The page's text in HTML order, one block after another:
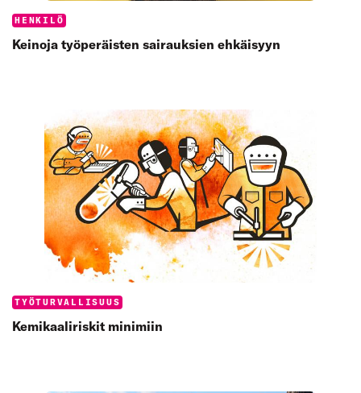
Categories:
HENKILÖ
Keinoja työperäisten sairauksien ehkäisyyn
Categories:
TYÖTURVALLISUUS
Kemikaali­riskit minimiin